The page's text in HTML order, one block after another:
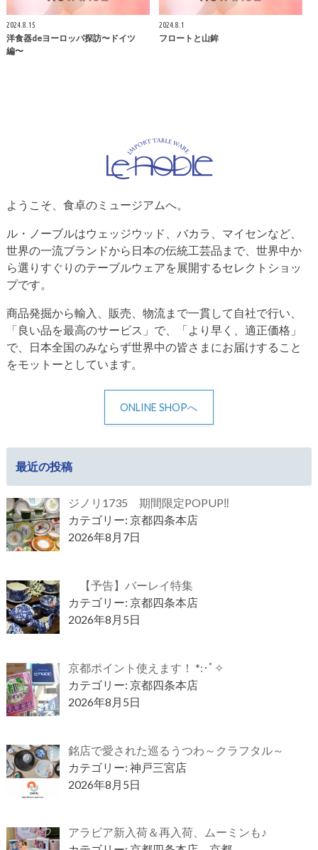
2024.8.15
洋食器deヨーロッパ探訪〜ドイツ
編〜
2024.8.1
フロートと山鉾
ようこそ、食卓のミュージアムへ。
ル・ノーブルはウェッジウッド、バカラ、マイセンなど、
世界の一流ブランドから日本の伝統工芸品まで、世界中か
ら選りすぐりのテーブルウェアを展開するセレクトショッ
プです。
商品発掘から輸入、販売、物流まで一貫して自社で行い、
「良い品を最高のサービス」で、「より早く、適正価格」
で、日本全国のみならず世界中の皆さまにお届けすること
をモットーとしています。
ONLINE SHOPへ
最近の投稿
ジノリ1735 期間限定POPUP‼
カテゴリー: 京都四条本店
2026年8月7日
【予告】バーレイ特集
カテゴリー: 京都四条本店
2026年8月5日
京都ポイント使えます！ *:･ﾟ✧
カテゴリー: 京都四条本店
2026年8月5日
銘店で愛された巡るうつわ～クラフタル～
カテゴリー: 神戸三宮店
2026年8月5日
アラビア新入荷＆再入荷、ムーミンも♪